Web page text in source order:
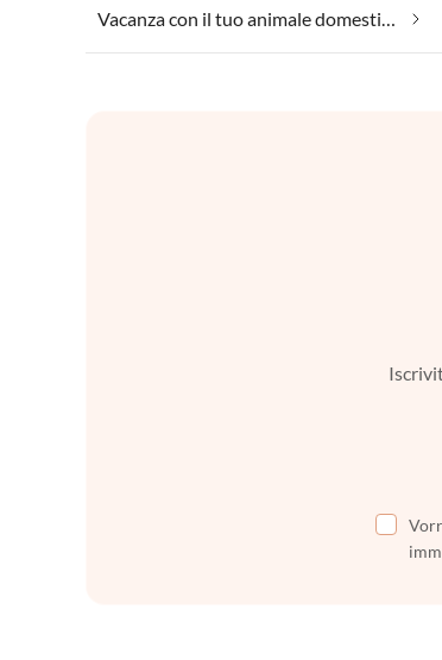
Vacanza con il tuo animale domestico nel Regione termale del Burgenland